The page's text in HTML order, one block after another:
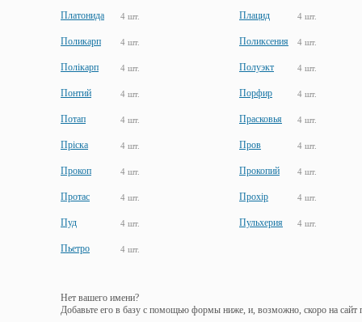
Платонида 4 шт. Плацид 4 шт.
Поликарп 4 шт. Поликсения 4 шт.
Полікарп 4 шт. Полуэкт 4 шт.
Понтий 4 шт. Порфир 4 шт.
Потап 4 шт. Прасковья 4 шт.
Пріска 4 шт. Пров 4 шт.
Прокоп 4 шт. Прокопий 4 шт.
Протас 4 шт. Прохір 4 шт.
Пуд 4 шт. Пульхерия 4 шт.
Пьетро 4 шт.
Нет вашего имени?
Добавьте его в базу с помощью формы ниже, и, возможно, скоро на сайт